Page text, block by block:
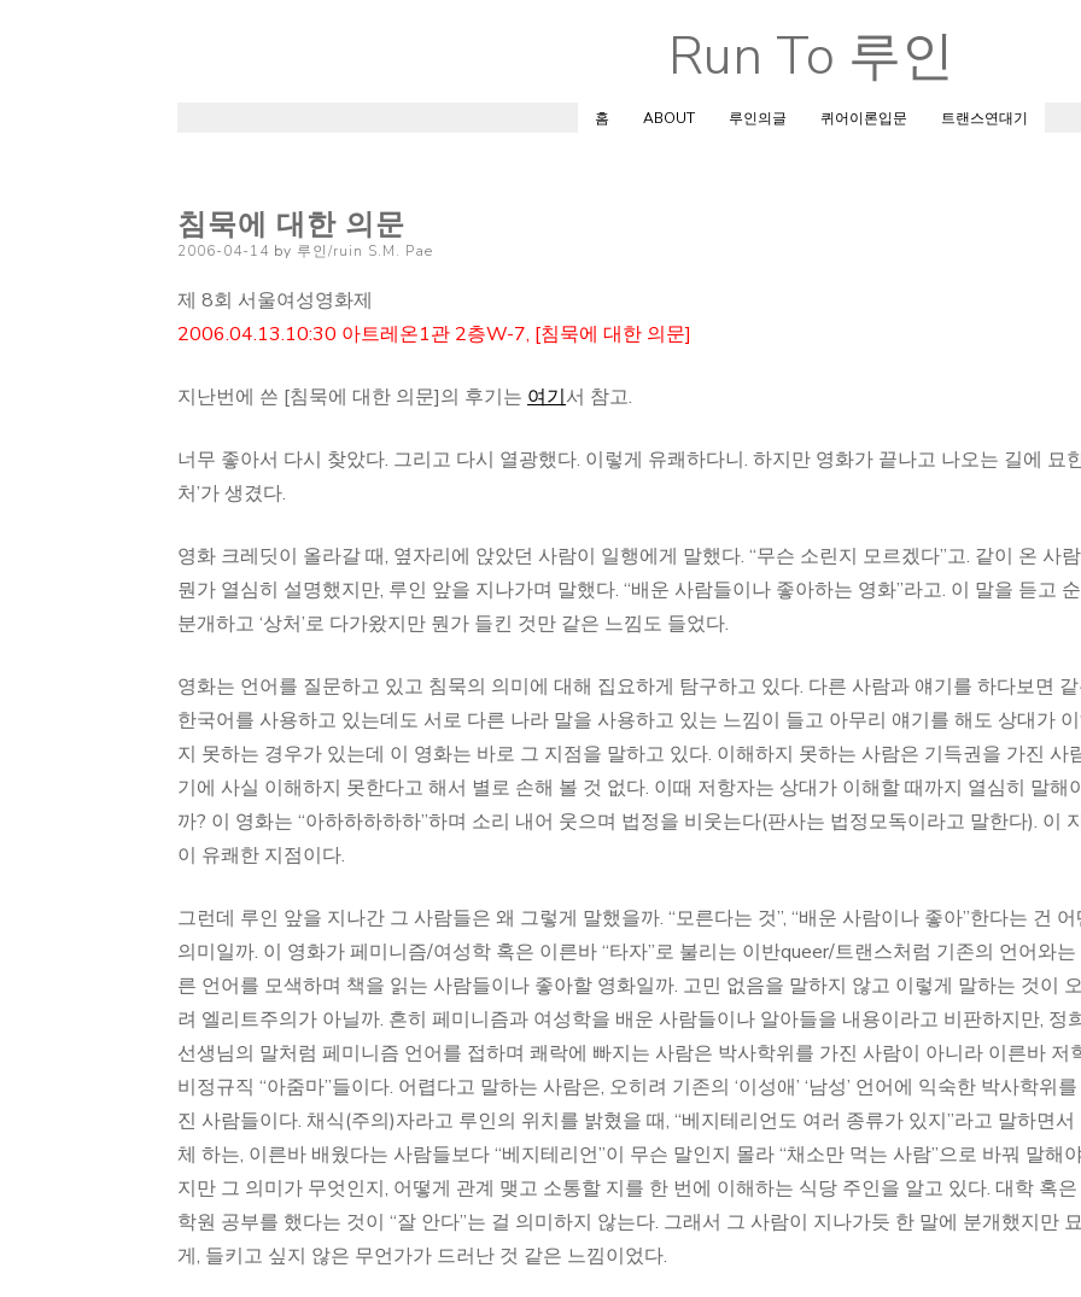
Skip
to
content
Run To 루인
홈 ABOUT 루인의글 퀴어이론입문 트랜스연대기
침묵에 대한 의문
Posted
2006-04-14 by 루인/ruin S.M. Pae
제 8회 서울여성영화제
2006.04.13.10:30 아트레온1관 2층W-7, [침묵에 대한 의문]
지난번에 쓴 [침묵에 대한 의문]의 후기는 여기서 참고.
너무 좋아서 다시 찾았다. 그리고 다시 열광했다. 이렇게 유쾌하다니. 하지만 영화가 끝나고 나오는 길에 묘
처’가 생겼다.
영화 크레딧이 올라갈 때, 옆자리에 앉았던 사람이 일행에게 말했다. “무슨 소린지 모르겠다”고. 같이 온 사
뭔가 열심히 설명했지만, 루인 앞을 지나가며 말했다. “배운 사람들이나 좋아하는 영화”라고. 이 말을 듣고
분개하고 ‘상처’로 다가왔지만 뭔가 들킨 것만 같은 느낌도 들었다.
영화는 언어를 질문하고 있고 침묵의 의미에 대해 집요하게 탐구하고 있다. 다른 사람과 얘기를 하다보면
한국어를 사용하고 있는데도 서로 다른 나라 말을 사용하고 있는 느낌이 들고 아무리 얘기를 해도 상대가
지 못하는 경우가 있는데 이 영화는 바로 그 지점을 말하고 있다. 이해하지 못하는 사람은 기득권을 가진 사
기에 사실 이해하지 못한다고 해서 별로 손해 볼 것 없다. 이때 저항자는 상대가 이해할 때까지 열심히 말해
까? 이 영화는 “아하하하하하”하며 소리 내어 웃으며 법정을 비웃는다(판사는 법정모독이라고 말한다). 이
이 유쾌한 지점이다.
그런데 루인 앞을 지나간 그 사람들은 왜 그렇게 말했을까. “모른다는 것”, “배운 사람이나 좋아”한다는 건 어
의미일까. 이 영화가 페미니즘/여성학 혹은 이른바 “타자”로 불리는 이반queer/트랜스처럼 기존의 언어와는
른 언어를 모색하며 책을 읽는 사람들이나 좋아할 영화일까. 고민 없음을 말하지 않고 이렇게 말하는 것이
려 엘리트주의가 아닐까. 흔히 페미니즘과 여성학을 배운 사람들이나 알아들을 내용이라고 비판하지만, 정
선생님의 말처럼 페미니즘 언어를 접하며 쾌락에 빠지는 사람은 박사학위를 가진 사람이 아니라 이른바 저
비정규직 “아줌마”들이다. 어렵다고 말하는 사람은, 오히려 기존의 ‘이성애’ ‘남성’ 언어에 익숙한 박사학위
진 사람들이다. 채식(주의)자라고 루인의 위치를 밝혔을 때, “베지테리언도 여러 종류가 있지”라고 말하면서
체 하는, 이른바 배웠다는 사람들보다 “베지테리언”이 무슨 말인지 몰라 “채소만 먹는 사람”으로 바꿔 말해
지만 그 의미가 무엇인지, 어떻게 관계 맺고 소통할 지를 한 번에 이해하는 식당 주인을 알고 있다. 대학 혹은
학원 공부를 했다는 것이 “잘 안다”는 걸 의미하지 않는다. 그래서 그 사람이 지나가듯 한 말에 분개했지만
게, 들키고 싶지 않은 무언가가 드러난 것 같은 느낌이었다.